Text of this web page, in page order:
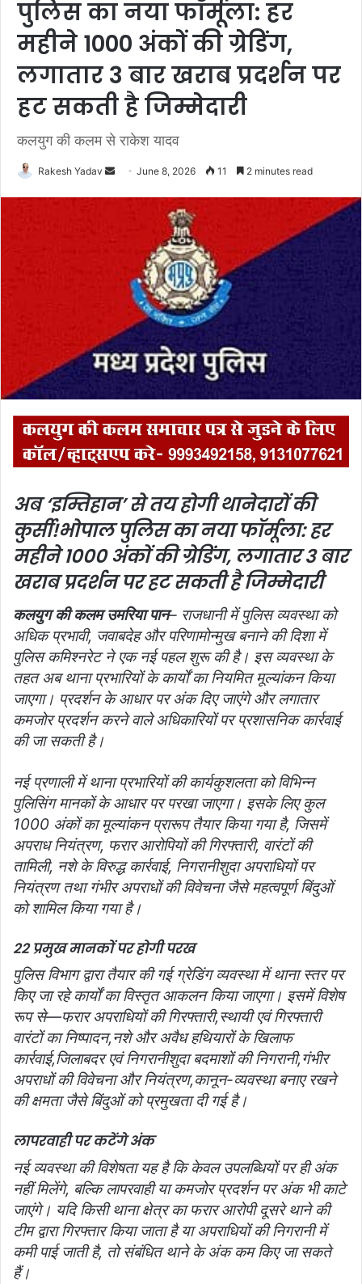
पुलिस का नया फॉर्मूला: हर
महीने 1000 अंकों की ग्रेडिंग,
लगातार 3 बार खराब प्रदर्शन पर
हट सकती है जिम्मेदारी
कलयुग की कलम से राकेश यादव
Rakesh Yadav
i
l
June 8, 2026 11 2 minutes read
अब ‘इम्तिहान’ से तय होगी थानेदारों की
कुर्सी!भोपाल पुलिस का नया फॉर्मूला: हर
महीने 1000 अंकों की ग्रेडिंग, लगातार 3 बार
खराब प्रदर्शन पर हट सकती है जिम्मेदारी
कलयुग की कलम उमरिया पान– राजधानी में पुलिस व्यवस्था को
अधिक प्रभावी, जवाबदेह और परिणामोन्मुख बनाने की दिशा में
पुलिस कमिश्नरेट ने एक नई पहल शुरू की है। इस व्यवस्था के
तहत अब थाना प्रभारियों के कार्यों का नियमित मूल्यांकन किया
जाएगा। प्रदर्शन के आधार पर अंक दिए जाएंगे और लगातार
कमजोर प्रदर्शन करने वाले अधिकारियों पर प्रशासनिक कार्रवाई
की जा सकती है।
नई प्रणाली में थाना प्रभारियों की कार्यकुशलता को विभिन्न
पुलिसिंग मानकों के आधार पर परखा जाएगा। इसके लिए कुल
1000 अंकों का मूल्यांकन प्रारूप तैयार किया गया है, जिसमें
अपराध नियंत्रण, फरार आरोपियों की गिरफ्तारी, वारंटों की
तामिली, नशे के विरुद्ध कार्रवाई, निगरानीशुदा अपराधियों पर
नियंत्रण तथा गंभीर अपराधों की विवेचना जैसे महत्वपूर्ण बिंदुओं
को शामिल किया गया है।
22 प्रमुख मानकों पर होगी परख
पुलिस विभाग द्वारा तैयार की गई ग्रेडिंग व्यवस्था में थाना स्तर पर
किए जा रहे कार्यों का विस्तृत आकलन किया जाएगा। इसमें विशेष
रूप से—फरार अपराधियों की गिरफ्तारी,स्थायी एवं गिरफ्तारी
वारंटों का निष्पादन,नशे और अवैध हथियारों के खिलाफ
कार्रवाई,जिलाबदर एवं निगरानीशुदा बदमाशों की निगरानी,गंभीर
अपराधों की विवेचना और नियंत्रण,कानून-व्यवस्था बनाए रखने
की क्षमताजैसे बिंदुओं को प्रमुखता दी गई है।
लापरवाही पर कटेंगे अंक
नई व्यवस्था की विशेषता यह है कि केवल उपलब्धियों पर ही अंक
नहीं मिलेंगे, बल्कि लापरवाही या कमजोर प्रदर्शन पर अंक भी काटे
जाएंगे। यदि किसी थाना क्षेत्र का फरार आरोपी दूसरे थाने की
टीम द्वारा गिरफ्तार किया जाता है या अपराधियों की निगरानी में
कमी पाई जाती है, तो संबंधित थाने के अंक कम किए जा सकते
हैं।